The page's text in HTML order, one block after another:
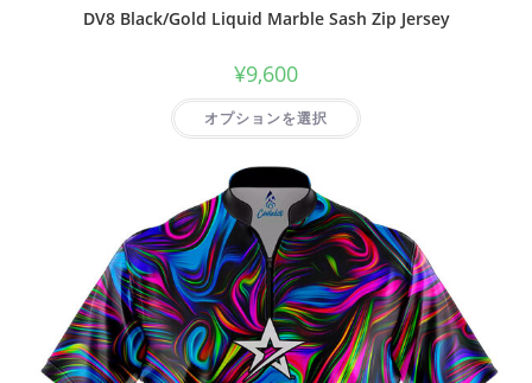
DV8 Black/Gold Liquid Marble Sash Zip Jersey
¥9,600
オプションを選択